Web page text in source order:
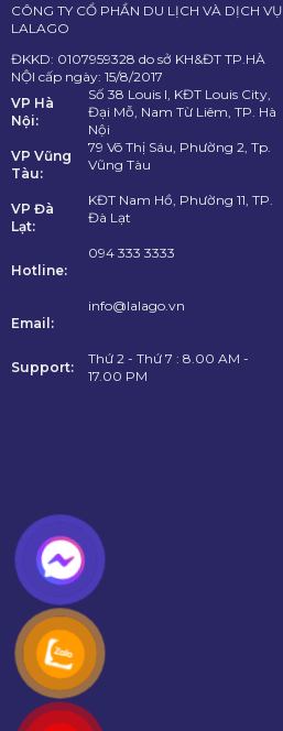
CÔNG TY CỔ PHẦN DU LỊCH VÀ DỊCH VỤ
LALAGO
ĐKKD: 0107959328 do sở KH&ĐT TP.HÀ
NỘI cấp ngày: 15/8/2017
VP Hà
Nội:
Số 38 Louis I, KĐT Louis City,
Đại Mỗ, Nam Từ Liêm, TP. Hà
Nội
VP Vũng
Tàu:
79 Võ Thị Sáu, Phường 2, Tp.
Vũng Tàu
VP Đà
Lạt:
KĐT Nam Hồ, Phường 11, TP.
Đà Lạt
Hotline:
094 333 3333
Email:
info@lalago.vn
Support:
Thứ 2 - Thứ 7 : 8.00 AM -
17.00 PM